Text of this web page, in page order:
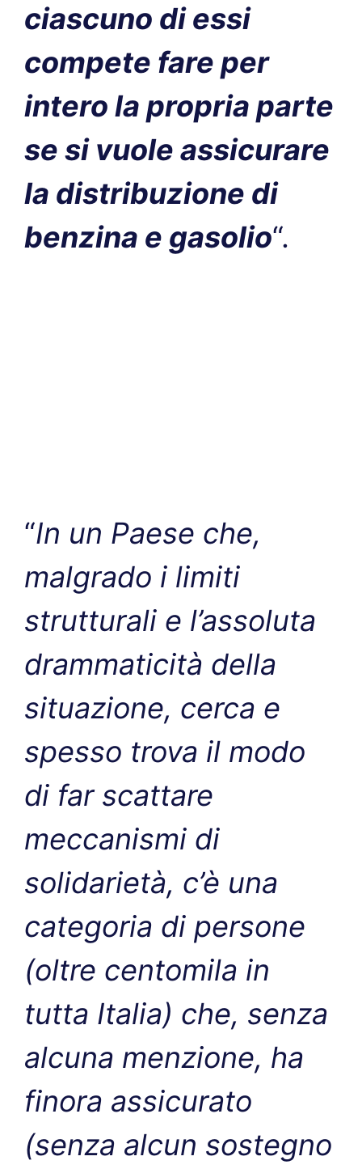
ciascuno di essi
compete fare per
intero la propria parte
se si vuole assicurare
la distribuzione di
benzina e gasolio“.
“In un Paese che,
malgrado i limiti
strutturali e l’assoluta
drammaticità della
situazione, cerca e
spesso trova il modo
di far scattare
meccanismi di
solidarietà, c’è una
categoria di persone
(oltre centomila in
tutta Italia) che, senza
alcuna menzione, ha
finora assicurato
(senza alcun sostegno